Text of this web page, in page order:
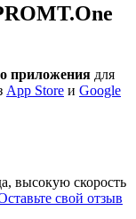
приложения для
App Store и Google
высокую скорость
свой отзыв